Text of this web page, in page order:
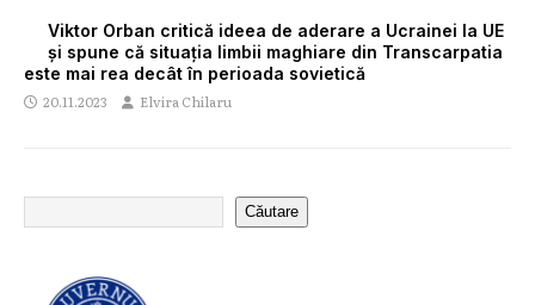
Viktor Orban critică ideea de aderare a Ucrainei la UE
și spune că situația limbii maghiare din Transcarpatia
este mai rea decât în perioada sovietică
20.11.2023 Elvira Chilaru
Căutare